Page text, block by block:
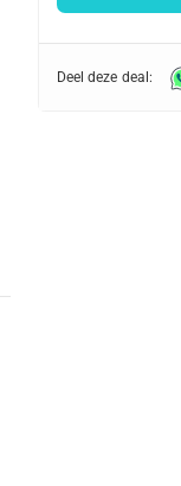
Deel deze deal: